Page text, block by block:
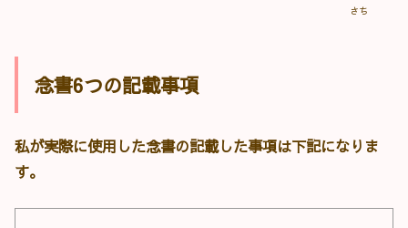
さち
念書6つの記載事項
私が実際に使用した念書の記載した事項は下記になりま
す。